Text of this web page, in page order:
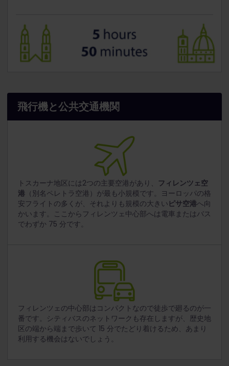
飛行機と公共交通機関
トスカーナ地区には2つの主要空港があり、 フィレンツェ空
港 （別名ペレトラ空港）が最も小規模です。ヨーロッパの格
安フライトの多くが、それよりも規模の大きい ピサ空港へ向
かいます。ここからフィレンツェ中心部へは電車またはバス
でわずか 75 分です。
フィレンツェの中心部はコンパクトなので徒歩で廻るのが一
番です。シティバスのネットワークも存在しますが、歴史地
区の端から端まで歩いて 15 分でたどり着けるため、あまり
利用する機会はないでしょう。